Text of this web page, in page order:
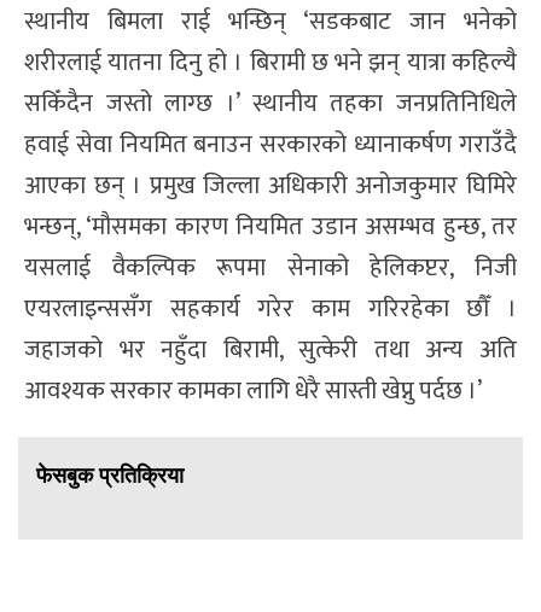
स्थानीय बिमला राई भन्छिन् ‘सडकबाट जान भनेको
शरीरलाई यातना दिनु हो । बिरामी छ भने झन् यात्रा कहिल्यै
सकिँदैन जस्तो लाग्छ ।’ स्थानीय तहका जनप्रतिनिधिले
हवाई सेवा नियमित बनाउन सरकारको ध्यानाकर्षण गराउँदै
आएका छन् । प्रमुख जिल्ला अधिकारी अनोजकुमार घिमिरे
भन्छन्, ‘मौसमका कारण नियमित उडान असम्भव हुन्छ, तर
यसलाई वैकल्पिक रूपमा सेनाको हेलिकप्टर, निजी
एयरलाइन्ससँग सहकार्य गरेर काम गरिरहेका छौँ ।
जहाजको भर नहुँदा बिरामी, सुत्केरी तथा अन्य अति
आवश्यक सरकार कामका लागि धेरै सास्ती खेप्नु पर्दछ ।’
फेसबुक प्रतिक्रिया